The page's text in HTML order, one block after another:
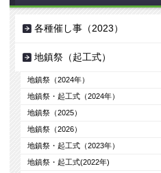
各種催し事（2023）
地鎮祭（起工式）
地鎮祭（2024年）
地鎮祭・起工式（2024年）
地鎮祭（2025）
地鎮祭（2026）
地鎮祭・起工式（2023年）
地鎮祭・起工式(2022年)